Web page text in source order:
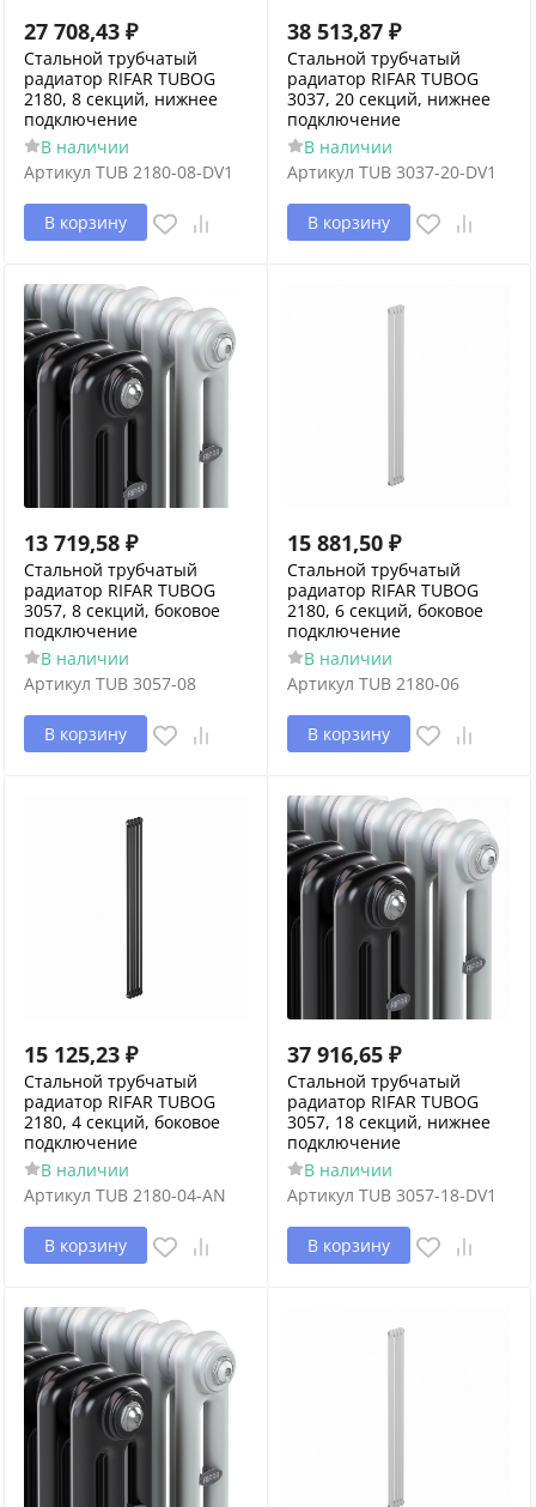
27 708,43 ₽
Стальной трубчатый
радиатор RIFAR TUBOG
2180, 8 секций, нижнее
подключение
В наличии
Артикул TUB 2180-08-DV1
В корзину
38 513,87 ₽
Стальной трубчатый
радиатор RIFAR TUBOG
3037, 20 секций, нижнее
подключение
В наличии
Артикул TUB 3037-20-DV1
В корзину
13 719,58 ₽
Стальной трубчатый
радиатор RIFAR TUBOG
3057, 8 секций, боковое
подключение
В наличии
Артикул TUB 3057-08
В корзину
15 881,50 ₽
Стальной трубчатый
радиатор RIFAR TUBOG
2180, 6 секций, боковое
подключение
В наличии
Артикул TUB 2180-06
В корзину
15 125,23 ₽
Стальной трубчатый
радиатор RIFAR TUBOG
2180, 4 секций, боковое
подключение
В наличии
Артикул TUB 2180-04-AN
В корзину
37 916,65 ₽
Стальной трубчатый
радиатор RIFAR TUBOG
3057, 18 секций, нижнее
подключение
В наличии
Артикул TUB 3057-18-DV1
В корзину